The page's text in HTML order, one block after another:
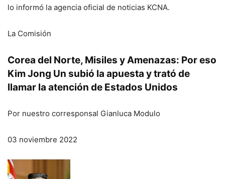
lo informó la agencia oficial de noticias KCNA.
La Comisión
Corea del Norte, Misiles y Amenazas: Por eso
Kim Jong Un subió la apuesta y trató de
llamar la atención de Estados Unidos
Por nuestro corresponsal Gianluca Modulo
03 noviembre 2022